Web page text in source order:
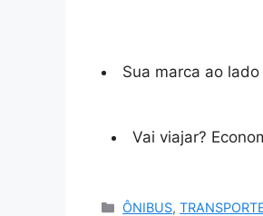
Sua marca ao
Vai viajar?
Categorias
ÔNIBUS,